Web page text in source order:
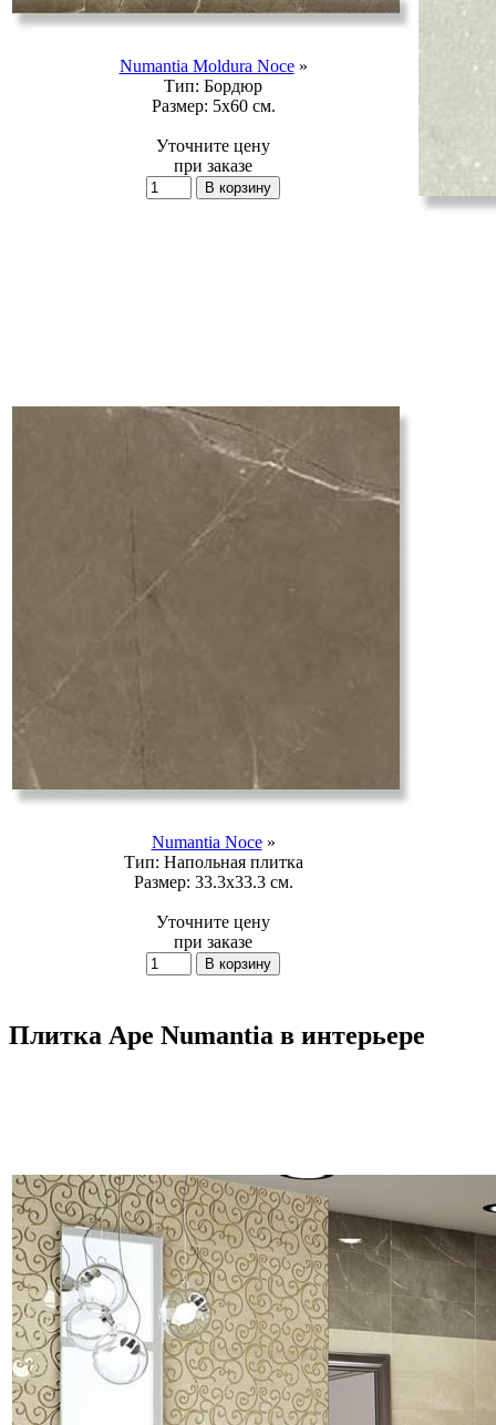
Numantia Moldura Noce»
Тип: Бордюр
Размер: 5x60 см.
Уточните цену
при заказе
Numantia Noce»
Тип: Напольная плитка
Размер: 33.3x33.3 см.
Уточните цену
при заказе
Плитка Ape Numantia в интерьере